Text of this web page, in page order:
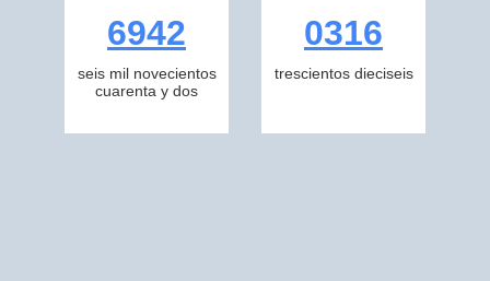
6942
seis mil novecientos
cuarenta y dos
0316
trescientos dieciseis